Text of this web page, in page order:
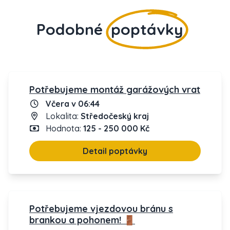
Podobné poptávky
Potřebujeme montáž garážových vrat
Včera v 06:44
Lokalita: Středočeský kraj
Hodnota: 125 - 250 000 Kč
Detail poptávky
Potřebujeme vjezdovou bránu s
brankou a pohonem! 🚪